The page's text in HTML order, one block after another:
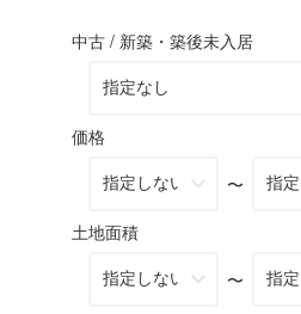
中古 / 新築・築後未入居
価格
〜
土地面積
〜